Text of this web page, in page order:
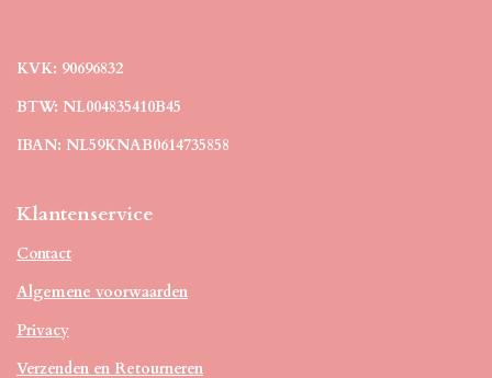
KVK: 90696832
BTW: NL004835410B45
IBAN: NL59KNAB0614735858
Klantenservice
Contact
Algemene voorwaarden
Privacy
Verzenden en Retourneren